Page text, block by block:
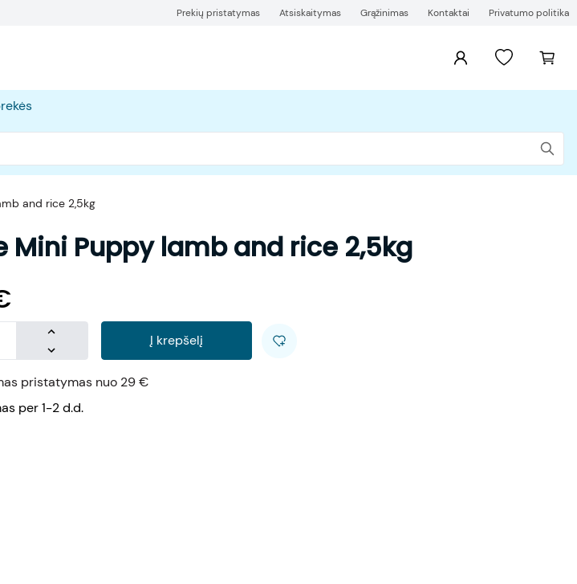
Prekių pristatymas Atsiskaitymas Grąžinimas Kontaktai Privatumo politika
and rice 2,5kg
Mini Puppy lamb and rice 2,5kg
Į krepšelį
pristatymas nuo 29 €
per 1-2 d.d.